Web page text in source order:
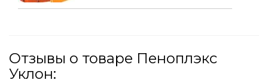
Отзывы о товаре Пеноплэкс
Уклон: